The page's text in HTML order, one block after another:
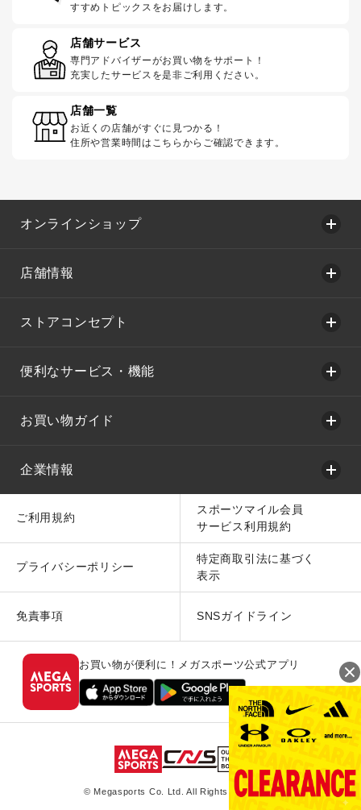
すすめトピックスをお届けします。
店舗サービス
専門アドバイザーがお買い物をサポート！
充実したサービスを是非ご利用ください。
店舗一覧
お近くの店舗がすぐに見つかる！
住所や営業時間はこちらからご確認できます。
オンラインショップ
店舗情報
ストアコンセプト
便利なサービス・機能
お買い物ガイド
企業情報
ご利用規約
スポーツマイル会員
サービス利用規約
プライバシーポリシー
特定商取引法に基づく
表示
免責事項 SNSガイドライン
お買い物が便利に！メガスポーツ公式アプリ
© Megasports Co. Ltd. All Rights Reserved.